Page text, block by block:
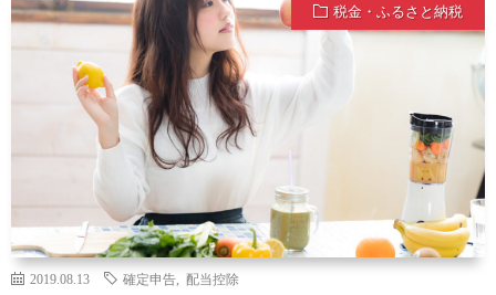
税金・ふるさと納税
2019.08.13 確定申告 配当控除